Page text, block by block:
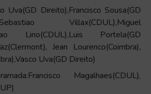
Uva(GD Direito),Francisco Sousa(GD
Villax(CDUL),Miguel
Lino(CDUL),Luis Portela(GD
Jean Lourenco(Coimbra),
Uva(GD Direito)
Magalhaes(CDUL),